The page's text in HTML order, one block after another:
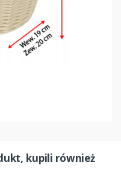
kupili również